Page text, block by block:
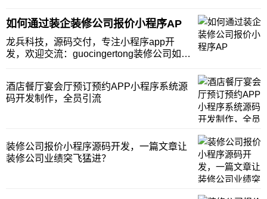
多的客户？如何让客户不断的转介绍？如何
让异业的商家比如说小区周边的洗衣店、便
利店、快递驿站向你介绍业务？如何方便员
工洞察客户的需
如何通过装企装修公司报价小程序AP
龙兵科技，源码交付，专注小程序app开
发，欢迎交流：guocingertong装修公司如何
的。异业合作也是装修公司获取客户的重要
手段之一。但是无一例外，大部分装修公
酒店餐厅宴会厅预订预约APP小程序系统源
码开发制作，全员引流
装修公司报价小程序源码开发，一篇文章让
装修公司业绩突飞猛进？